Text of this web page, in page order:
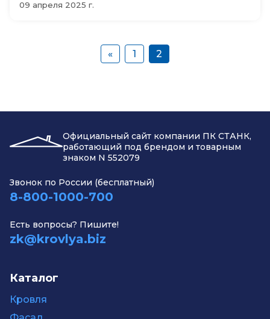
09 апреля 2025 г.
« 1 2
Официальный сайт компании ПК СТАНК,
работающий под брендом и товарным
знаком N 552079
Звонок по России (бесплатный)
8-800-1000-700
Есть вопросы? Пишите!
zk@krovlya.biz
Каталог
Кровля